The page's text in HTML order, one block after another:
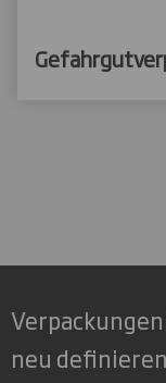
neu definieren